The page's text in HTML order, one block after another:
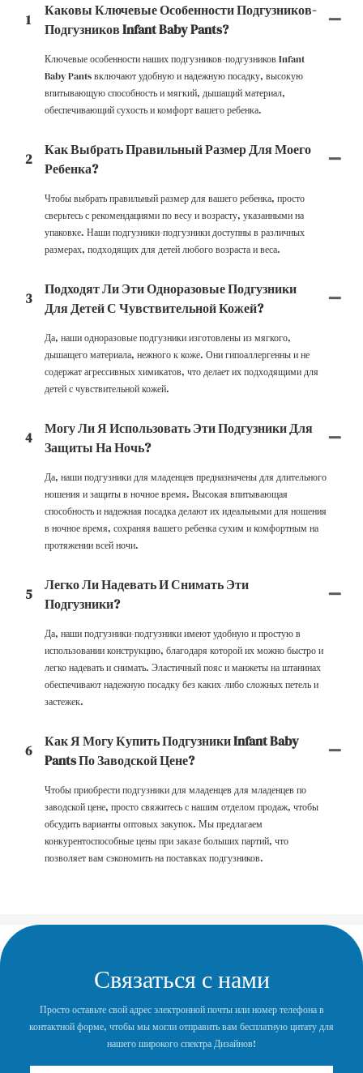
1
Каковы Ключевые Особенности Подгузников-
Подгузников Infant Baby Pants?
Ключевые особенности наших подгузников-подгузников Infant
Baby Pants включают удобную и надежную посадку, высокую
впитывающую способность и мягкий, дышащий материал,
обеспечивающий сухость и комфорт вашего ребенка.
2
Как Выбрать Правильный Размер Для Моего
Ребенка?
Чтобы выбрать правильный размер для вашего ребенка, просто
сверьтесь с рекомендациями по весу и возрасту, указанными на
упаковке. Наши подгузники-подгузники доступны в различных
размерах, подходящих для детей любого возраста и веса.
3
Подходят Ли Эти Одноразовые Подгузники
Для Детей С Чувствительной Кожей?
Да, наши одноразовые подгузники изготовлены из мягкого,
дышащего материала, нежного к коже. Они гипоаллергенны и не
содержат агрессивных химикатов, что делает их подходящими для
детей с чувствительной кожей.
4
Могу Ли Я Использовать Эти Подгузники Для
Защиты На Ночь?
Да, наши подгузники для младенцев предназначены для длительного
ношения и защиты в ночное время. Высокая впитывающая
способность и надежная посадка делают их идеальными для ношения
в ночное время, сохраняя вашего ребенка сухим и комфортным на
протяжении всей ночи.
5
Легко Ли Надевать И Снимать Эти
Подгузники?
Да, наши подгузники-подгузники имеют удобную и простую в
использовании конструкцию, благодаря которой их можно быстро и
легко надевать и снимать. Эластичный пояс и манжеты на штанинах
обеспечивают надежную посадку без каких-либо сложных петель и
застежек.
6
Как Я Могу Купить Подгузники Infant Baby
Pants По Заводской Цене?
Чтобы приобрести подгузники для младенцев для младенцев по
заводской цене, просто свяжитесь с нашим отделом продаж, чтобы
обсудить варианты оптовых закупок. Мы предлагаем
конкурентоспособные цены при заказе больших партий, что
позволяет вам сэкономить на поставках подгузников.
Связаться с нами
Просто оставьте свой адрес электронной почты или номер телефона в
контактной форме, чтобы мы могли отправить вам бесплатную цитату для
нашего широкого спектра Дизайнов!